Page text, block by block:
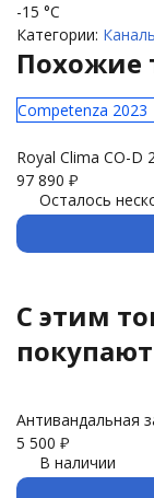
-15 °С
Категории:
Похожие
Competenza 2023
Royal Clima CO-D
97 890 ₽
Осталось
C этим
покупают
Антивандальная
5 500 ₽
В наличии